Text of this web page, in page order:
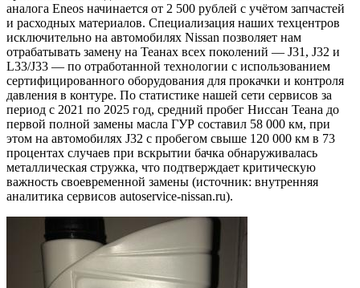
аналога Eneos начинается от 2 500 рублей с учётом запчастей
и расходных материалов. Специализация наших техцентров
исключительно на автомобилях Nissan позволяет нам
отрабатывать замену на Теанах всех поколений — J31, J32 и
L33/J33 — по отработанной технологии с использованием
сертифицированного оборудования для прокачки и контроля
давления в контуре. По статистике нашей сети сервисов за
период с 2021 по 2025 год, средний пробег Ниссан Теана до
первой полной замены масла ГУР составил 58 000 км, при
этом на автомобилях J32 с пробегом свыше 120 000 км в 73
процентах случаев при вскрытии бачка обнаруживалась
металлическая стружка, что подтверждает критическую
важность своевременной замены (источник: внутренняя
аналитика сервисов autoservice-nissan.ru).